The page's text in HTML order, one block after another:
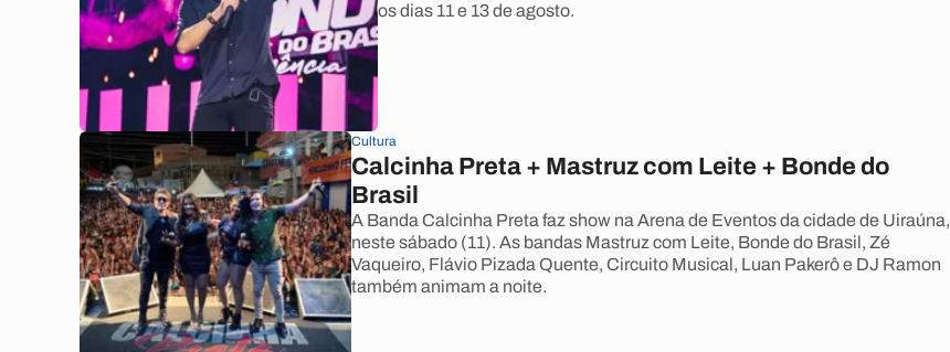
os dias 11 e 13 de agosto.
Cultura
Calcinha Preta + Mastruz com Leite + Bonde do
Brasil
A Banda Calcinha Preta faz show na Arena de Eventos da cidade de Uiraúna,
neste sábado (11). As bandas Mastruz com Leite, Bonde do Brasil, Zé
Vaqueiro, Flávio Pizada Quente, Circuito Musical, Luan Pakerô e DJ Ramon
também animam a noite.